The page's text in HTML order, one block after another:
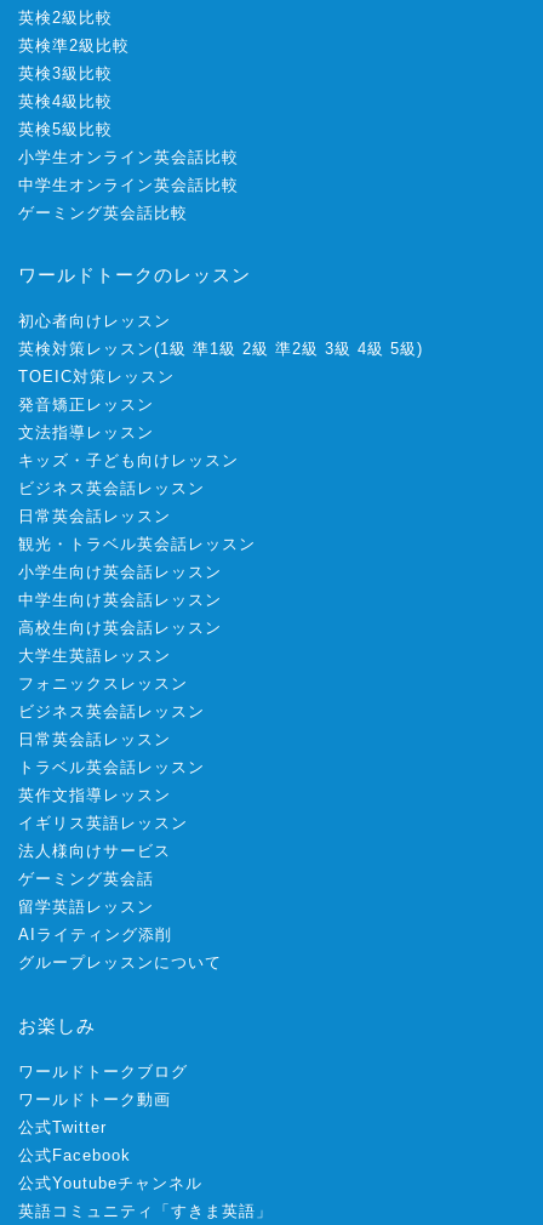
英検2級比較
英検準2級比較
英検3級比較
英検4級比較
英検5級比較
小学生オンライン英会話比較
中学生オンライン英会話比較
ゲーミング英会話比較
ワールドトークのレッスン
初心者向けレッスン
英検対策レッスン(1級 準1級 2級 準2級 3級 4級 5級 )
TOEIC対策レッスン
発音矯正レッスン
文法指導レッスン
キッズ・子ども向けレッスン
ビジネス英会話レッスン
日常英会話レッスン
観光・トラベル英会話レッスン
小学生向け英会話レッスン
中学生向け英会話レッスン
高校生向け英会話レッスン
大学生英語レッスン
フォニックスレッスン
ビジネス英会話レッスン
日常英会話レッスン
トラベル英会話レッスン
英作文指導レッスン
イギリス英語レッスン
法人様向けサービス
ゲーミング英会話
留学英語レッスン
AIライティング添削
グループレッスンについて
お楽しみ
ワールドトークブログ
ワールドトーク動画
公式Twitter
公式Facebook
公式Youtubeチャンネル
英語コミュニティ「すきま英語」